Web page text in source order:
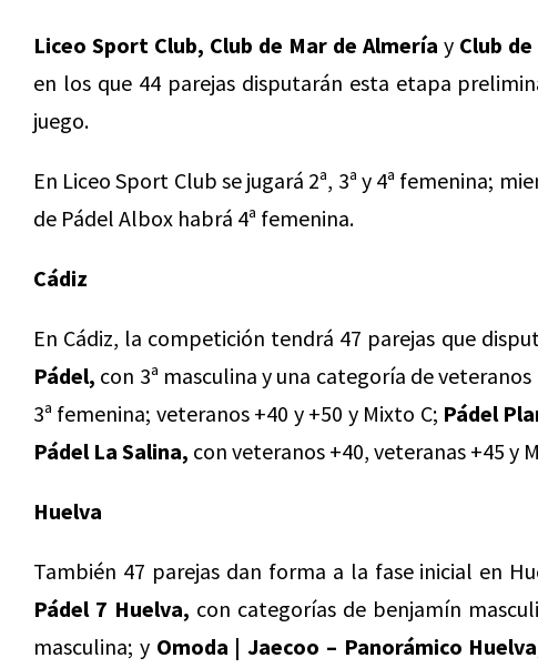
Liceo Sport Club, Club de Mar de Almería y Club
en los que 44 parejas disputarán esta etapa
juego.
En Liceo Sport Club se jugará 2ª, 3ª y 4ª femenina;
de Pádel Albox habrá 4ª femenina.
Cádiz
En Cádiz, la competición tendrá 47 parejas que
Pádel, con 3ª masculina y una categoría de veteranos
3ª femenina; veteranos +40 y +50 y Mixto C; Pádel
Pádel La Salina, con veteranos +40, veteranas +45 y
Huelva
También 47 parejas dan forma a la fase inicial en
Pádel 7 Huelva, con categorías de benjamín
masculina; y Omoda | Jaecoo – Panorámico